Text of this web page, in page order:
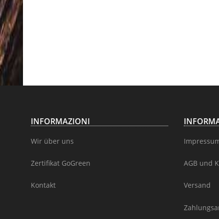
INFORMAZIONI
Wir über uns
Zertifikat GoGreen
Kontakt
AGB und
Versand